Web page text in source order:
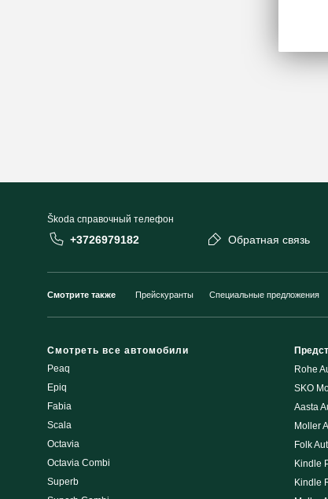
Škoda cправочный телефон
+3726979182 Обратная связь
Смотрите также Прейскуранты Специальные предложения
Смотреть все автомобили
Peaq
Epiq
Fabia
Scala
Octavia
Octavia Combi
Superb
Rohe
SKO
Aasta
Moller
Folk
Kindle
Kindle